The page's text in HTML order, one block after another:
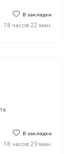
В закладки
18 часов 22 мин.
В закладки
18 часов 29 мин.